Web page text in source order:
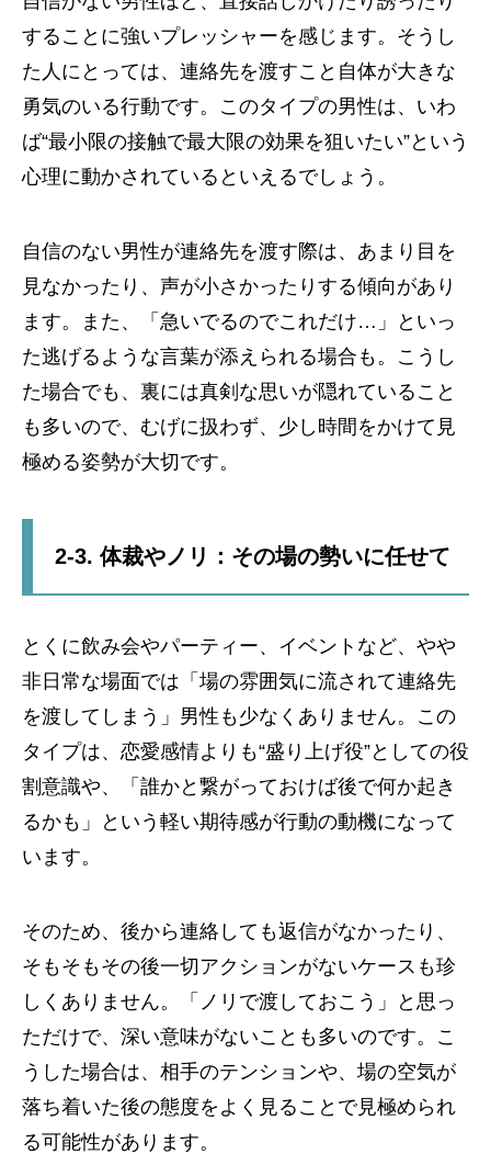
することに強いプレッシャーを感じます。そうし
た人にとっては、連絡先を渡すこと自体が大きな
勇気のいる行動です。このタイプの男性は、いわ
ば“最小限の接触で最大限の効果を狙いたい”という
心理に動かされているといえるでしょう。
自信のない男性が連絡先を渡す際は、あまり目を
見なかったり、声が小さかったりする傾向があり
ます。また、「急いでるのでこれだけ…」といっ
た逃げるような言葉が添えられる場合も。こうし
た場合でも、裏には真剣な思いが隠れていること
も多いので、むげに扱わず、少し時間をかけて見
極める姿勢が大切です。
2-3. 体裁やノリ：その場の勢いに任せて
とくに飲み会やパーティー、イベントなど、やや
非日常な場面では「場の雰囲気に流されて連絡先
を渡してしまう」男性も少なくありません。この
タイプは、恋愛感情よりも“盛り上げ役”としての役
割意識や、「誰かと繋がっておけば後で何か起き
るかも」という軽い期待感が行動の動機になって
います。
そのため、後から連絡しても返信がなかったり、
そもそもその後一切アクションがないケースも珍
しくありません。「ノリで渡しておこう」と思っ
ただけで、深い意味がないことも多いのです。こ
うした場合は、相手のテンションや、場の空気が
落ち着いた後の態度をよく見ることで見極められ
る可能性があります。